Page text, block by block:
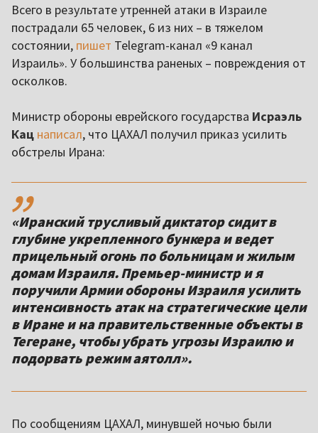
Всего в результате утренней атаки в Израиле
пострадали 65 человек, 6 из них – в тяжелом
состоянии, пишет Telegram-канал «9 канал
Израиль». У большинства раненых – повреждения от
осколков.
Министр обороны еврейского государства Исраэль
Кац написал, что ЦАХАЛ получил приказ усилить
обстрелы Ирана:
,,
«Иранский трусливый диктатор сидит в
глубине укрепленного бункера и ведет
прицельный огонь по больницам и жилым
домам Израиля. Премьер-министр и я
поручили Армии обороны Израиля усилить
интенсивность атак на стратегические цели
в Иране и на правительственные объекты в
Тегеране, чтобы убрать угрозы Израилю и
подорвать режим аятолл».
По сообщениям ЦАХАЛ, минувшей ночью были